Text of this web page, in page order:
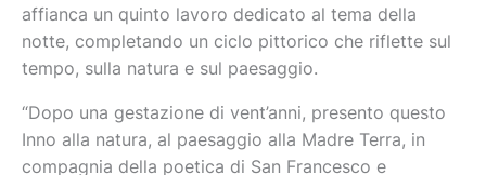
affianca un quinto lavoro dedicato al tema della
notte, completando un ciclo pittorico che riflette sul
tempo, sulla natura e sul paesaggio.
“Dopo una gestazione di vent’anni, presento questo
Inno alla natura, al paesaggio alla Madre Terra, in
compagnia della poetica di San Francesco e